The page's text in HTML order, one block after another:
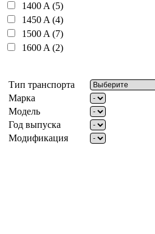
1400 A (5)
1450 A (4)
1500 A (7)
1600 A (2)
Тип транспорта
Марка
Модель
Год выпуска
Модификация